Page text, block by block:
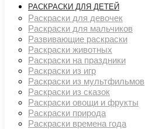
РАСКРАСКИ ДЛЯ ДЕТЕЙ
Раскраски для девочек
Раскраски для мальчиков
Развивающие раскраски
Раскраски животных
Раскраски на праздники
Раскраски из игр
Раскраски из мультфильмов
Раскраски из сказок
Раскраски овощи и фрукты
Раскраски природа
Раскраски времена года